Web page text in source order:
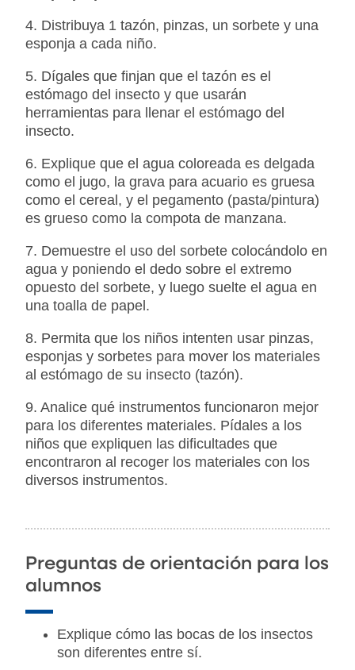
4. Distribuya 1 tazón, pinzas, un sorbete y una
esponja a cada niño.
5. Dígales que finjan que el tazón es el
estómago del insecto y que usarán
herramientas para llenar el estómago del
insecto.
6. Explique que el agua coloreada es delgada
como el jugo, la grava para acuario es gruesa
como el cereal, y el pegamento (pasta/pintura)
es grueso como la compota de manzana.
7. Demuestre el uso del sorbete colocándolo en
agua y poniendo el dedo sobre el extremo
opuesto del sorbete, y luego suelte el agua en
una toalla de papel.
8. Permita que los niños intenten usar pinzas,
esponjas y sorbetes para mover los materiales
al estómago de su insecto (tazón).
9. Analice qué instrumentos funcionaron mejor
para los diferentes materiales. Pídales a los
niños que expliquen las dificultades que
encontraron al recoger los materiales con los
diversos instrumentos.
Preguntas de orientación para los
alumnos
Explique cómo las bocas de los insectos
son diferentes entre sí.